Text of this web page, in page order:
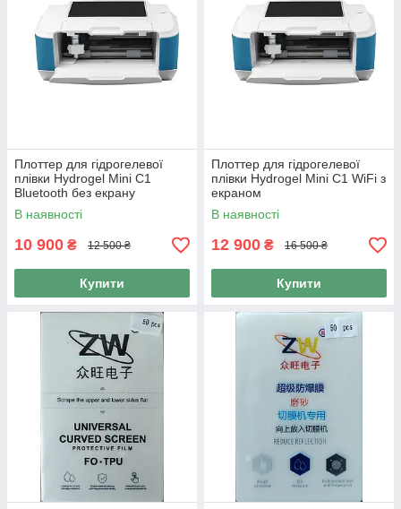
Плоттер для гідрогелевої
плівки Hydrogel Mini C1
Bluetooth без екрану
В наявності
10 900 ₴ 12 500 ₴
Купити
Плоттер для гідрогелевої
плівки Hydrogel Mini C1 WiFi з
екраном
В наявності
12 900 ₴ 16 500 ₴
Купити